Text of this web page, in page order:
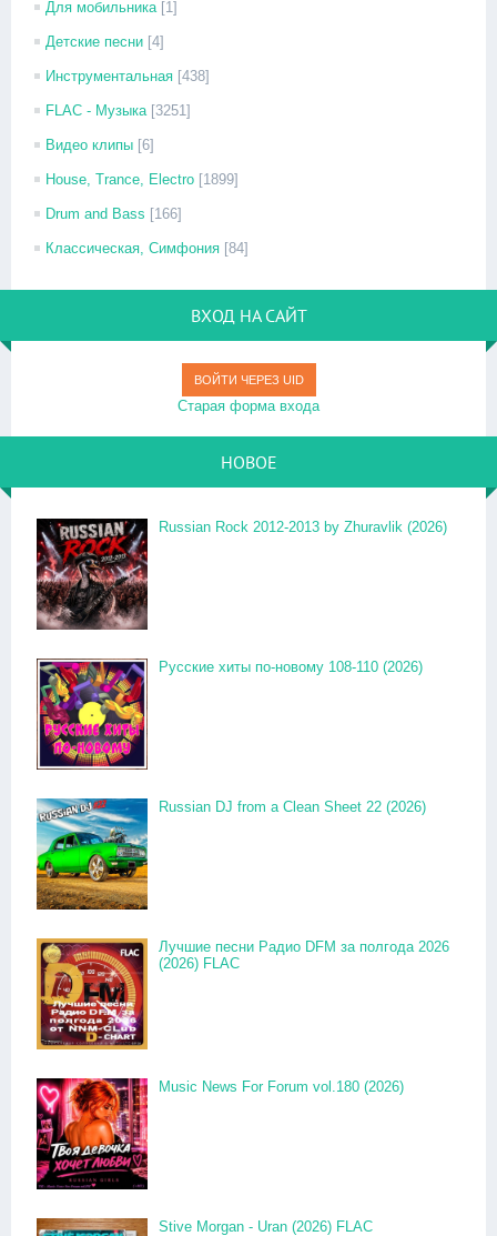
Для мобильника [1]
Детские песни [4]
Инструментальная [438]
FLAC - Музыка [3251]
Видео клипы [6]
House, Trance, Electro [1899]
Drum and Bass [166]
Классическая, Симфония [84]
ВХОД НА САЙТ
ВОЙТИ ЧЕРЕЗ UID
Старая форма входа
НОВОЕ
Russian Rock 2012-2013 by Zhuravlik (2026)
Русские хиты по-новому 108-110 (2026)
Russian DJ from a Clean Sheet 22 (2026)
Лучшие песни Радио DFM за полгода 2026
(2026) FLAC
Music News For Forum vol.180 (2026)
Stive Morgan - Uran (2026) FLAC